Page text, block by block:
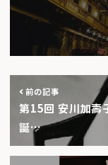
前の記事
第15回 安川加壽
誕…